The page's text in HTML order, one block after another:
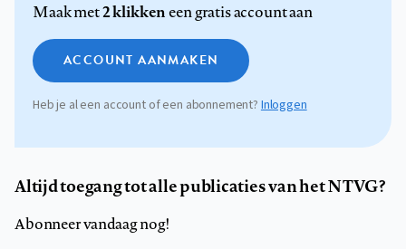
Maak met2 klikkeneen gratis account aan
ACCOUNT AANMAKEN
Heb je al een account of een abonnement?Inloggen
Altijd toegang tot alle publicaties van het NTVG?
Abonneer vandaag nog!